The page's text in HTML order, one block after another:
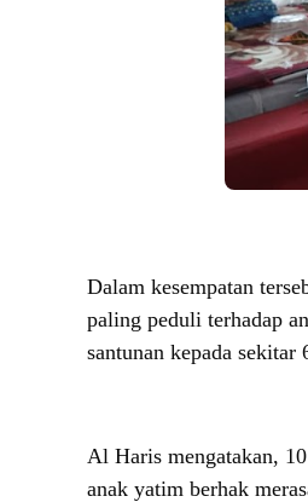
Dalam kesempatan
paling peduli terhadap
santunan kepada
Al Haris mengatakan,
anak yatim berhak